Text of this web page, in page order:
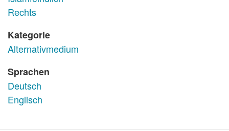
Rechts
Kategorie
Alternativmedium
Sprachen
Deutsch
Englisch